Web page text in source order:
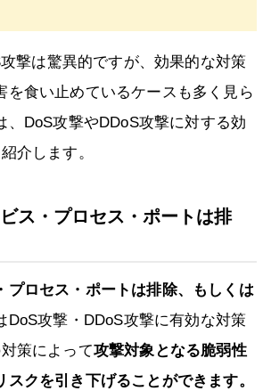
撃は驚異的ですが、効果的な対策
を食い止めているケースも多く見ら
、DoS攻撃やDDoS攻撃に対する効
介します。
ス・プロセス・ポートは排
プロセス・ポートは排除、もしくは
DoS攻撃・DDoS攻撃に有効な対策
策によって攻撃対象となる脆弱性
スクを引き下げることができます。